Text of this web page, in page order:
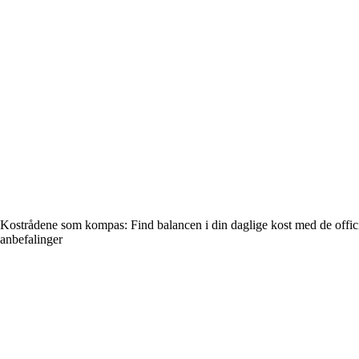
Kostrådene som kompas: Find balancen i din daglige kost med de
anbefalinger